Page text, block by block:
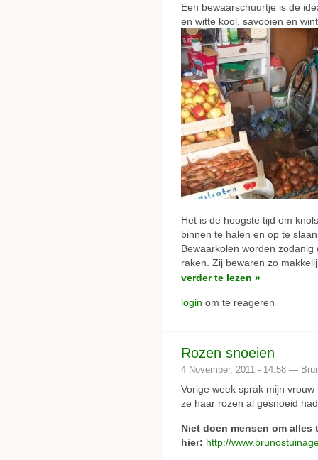
Een bewaarschuurtje is de
en witte kool, savooien en
Het is de hoogste tijd om
binnen te halen en op te
Bewaarkolen worden
raken. Zij bewaren zo
verder te lezen »
login om te reageren
Rozen snoeien
4 November, 2011 - 14:58 —
Vorige week sprak mijn
ze haar rozen al gesnoeid
Niet doen mensen om
hier: http://